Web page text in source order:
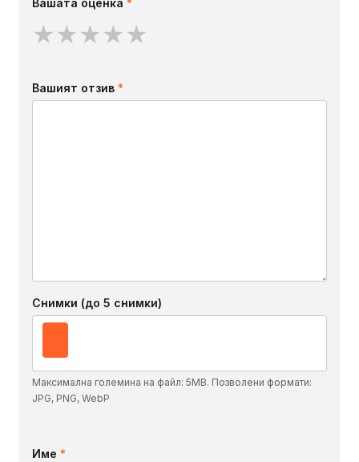
Вашата оценка *
★★★★★
Вашият отзив *
Снимки (до 5 снимки)
Максимална големина на файл: 5MB. Позволени формати:
JPG, PNG, WebP
Име *